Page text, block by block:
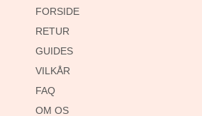
FORSIDE
RETUR
GUIDES
VILKÅR
FAQ
OM OS